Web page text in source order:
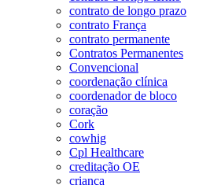
contrato de longo prazo
contrato França
contrato permanente
Contratos Permanentes
Convencional
coordenação clínica
coordenador de bloco
coração
Cork
cowhig
Cpl Healthcare
creditação OE
criança